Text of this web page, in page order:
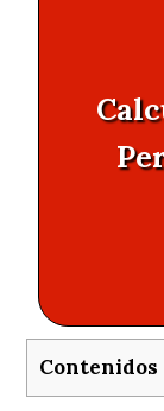
Contenidos